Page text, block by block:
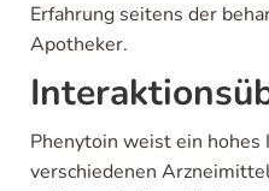
Erfahrung seitens der
Apotheker.
Phenytoin weist ein
verschiedenen